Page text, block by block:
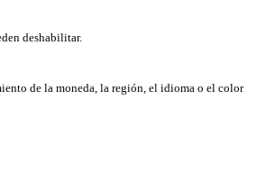
deshabilitar.
de la moneda, la región, el idioma o el color